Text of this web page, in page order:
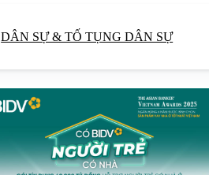
DÂN SỰ & TỐ TỤNG DÂN SỰ